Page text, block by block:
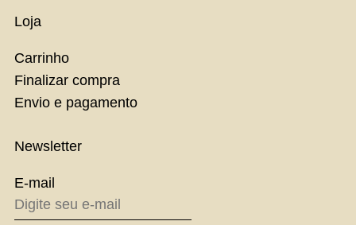
Loja
Carrinho
Finalizar compra
Envio e pagamento
Newsletter
E-mail